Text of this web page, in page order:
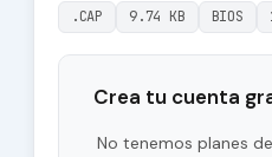
.CAP 9.74 KB BIOS
Crea tu cuenta
No tenemos planes